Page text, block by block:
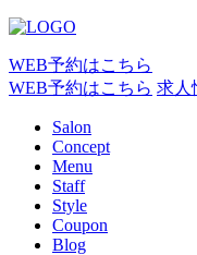
WEB予約はこちら
WEB予約はこちら 求人
Salon
Concept
Menu
Staff
Style
Coupon
Blog